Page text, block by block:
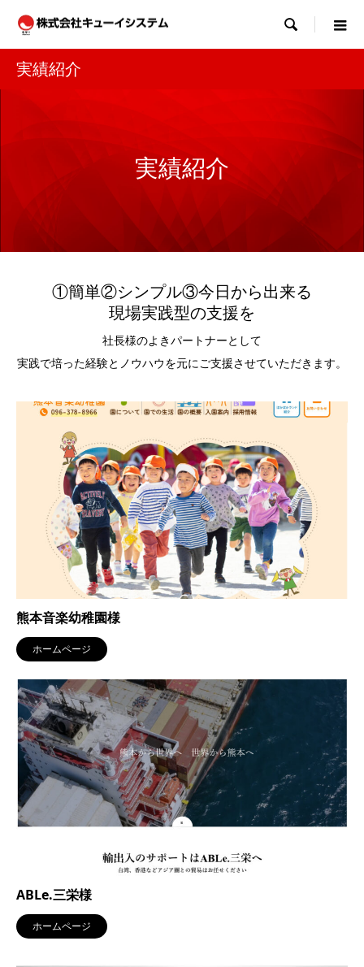

実績紹介
実績紹介
①簡単②シンプル③今日から出来る
現場実践型の支援を
社長様のよきパートナーとして
実践で培った経験とノウハウを元にご支援させていただきます。
熊本音楽幼稚園様
ホームページ
ABLe.三栄様
ホームページ